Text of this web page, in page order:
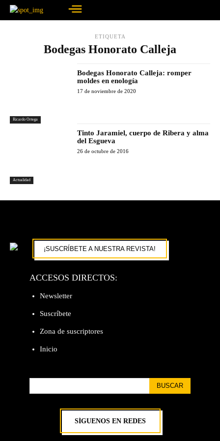
ETIQUETA
Bodegas Honorato Calleja
Ricardo Ortega
Bodegas Honorato Calleja: romper
moldes en enología
17 de noviembre de 2020
Actualidad
Tinto Jaramiel, cuerpo de Ribera y alma
del Esgueva
26 de octubre de 2016
¡SUSCRÍBETE A NUESTRA REVISTA!
ACCESOS DIRECTOS:
Newsletter
Suscríbete
Zona de suscriptores
Inicio
BUSCAR
SÍGUENOS EN REDES